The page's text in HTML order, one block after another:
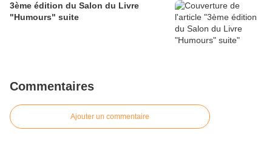
3ème édition du Salon du Livre
"Humours" suite
Commentaires
Ajouter un commentaire